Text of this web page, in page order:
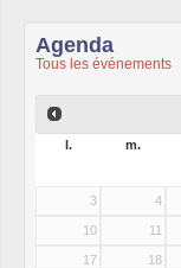
Agenda
Tous les événements
l. m.
3 4
10 11
17 18